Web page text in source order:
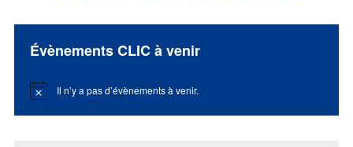
Évènements CLIC à venir
Notice Il n’y a pas d’évènements à venir.